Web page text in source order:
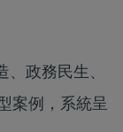
政務民生、
案例，系統呈